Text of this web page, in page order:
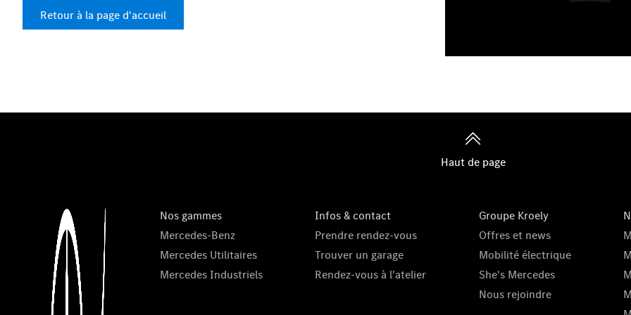
Retour à la page d'accueil
Haut de page
Nos gammes
Mercedes-Benz
Mercedes Utilitaires
Mercedes Industriels
Infos & contact
Prendre rendez-vous
Trouver un garage
Rendez-vous à l'atelier
Groupe Kroely
Offres et news
Mobilité électrique
She's Mercedes
Nous rejoindre